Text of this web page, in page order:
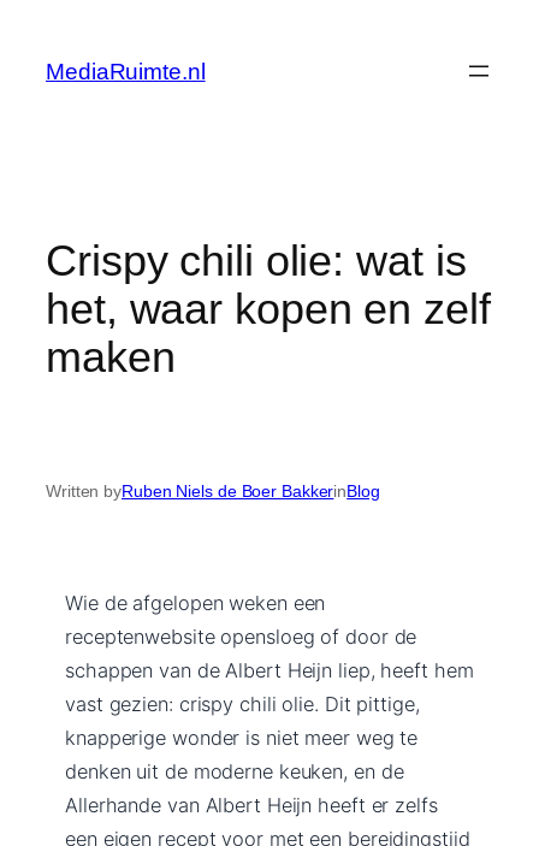
content
MediaRuimte.nl
Crispy chili olie: wat is
het, waar kopen en zelf
maken
Written byRuben Niels de Boer BakkerinBlog
Wie de afgelopen weken een
receptenwebsite opensloeg of door de
schappen van de Albert Heijn liep, heeft hem
vast gezien: crispy chili olie. Dit pittige,
knapperige wonder is niet meer weg te
denken uit de moderne keuken, en de
Allerhande van Albert Heijn heeft er zelfs
een eigen recept voor met een bereidingstijd